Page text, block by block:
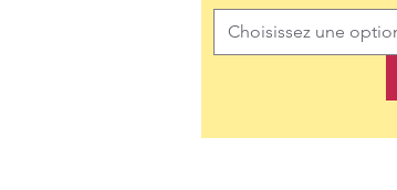
Choisissez une